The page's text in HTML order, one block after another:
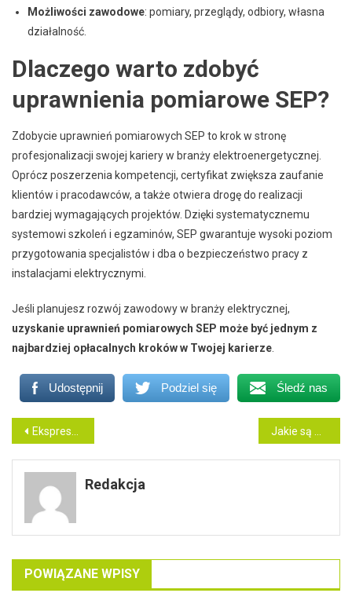
Możliwości zawodowe: pomiary, przeglądy, odbiory, własna
działalność.
Dlaczego warto zdobyć
uprawnienia pomiarowe SEP?
Zdobycie uprawnień pomiarowych SEP to krok w stronę
profesjonalizacji swojej kariery w branży elektroenergetycznej.
Oprócz poszerzenia kompetencji, certyfikat zwiększa zaufanie
klientów i pracodawców, a także otwiera drogę do realizacji
bardziej wymagających projektów. Dzięki systematycznemu
systemowi szkoleń i egzaminów, SEP gwarantuje wysoki poziom
przygotowania specjalistów i dba o bezpieczeństwo pracy z
instalacjami elektrycznymi.
Jeśli planujesz rozwój zawodowy w branży elektrycznej,
uzyskanie uprawnień pomiarowych SEP może być jednym z
najbardziej opłacalnych kroków w Twojej karierze
Udostępnij Podziel się Śledź nas
Nawigacja
wpisu
Ekspresy gastronomiczne – fundament jakości w kawiarni. Jak wybrać odpowiedni ekspres do kawiarni?
Redakcja
POWIĄZANE WPISY